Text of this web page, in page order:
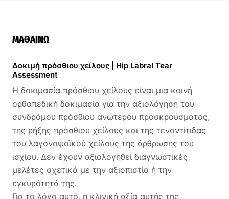
ΜΑΘΑΊΝΩ
Δοκιμή πρόσθιου χείλους | Hip Labral Tear
Assessment
Η δοκιμασία πρόσθιου χείλους είναι μια κοινή
ορθοπεδική δοκιμασία για την αξιολόγηση του
συνδρόμου πρόσθιου ανώτερου προσκρούσματος,
της ρήξης πρόσθιου χείλους και της τενοντίτιδας
του λαγονοψοϊκού χείλους της άρθρωσης του
ισχίου. Δεν έχουν αξιολογηθεί διαγνωστικές
μελέτες σχετικά με την αξιοπιστία ή την
εγκυρότητά της.
Για το λόγο αυτό, η κλινική αξία αυτής της